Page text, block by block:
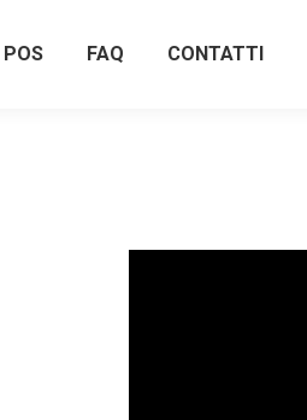
POS FAQ CONTATTI